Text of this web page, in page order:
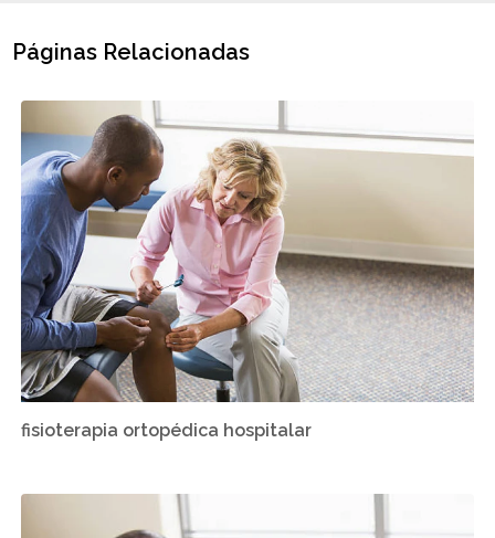
Páginas Relacionadas
fisioterapia ortopédica hospitalar